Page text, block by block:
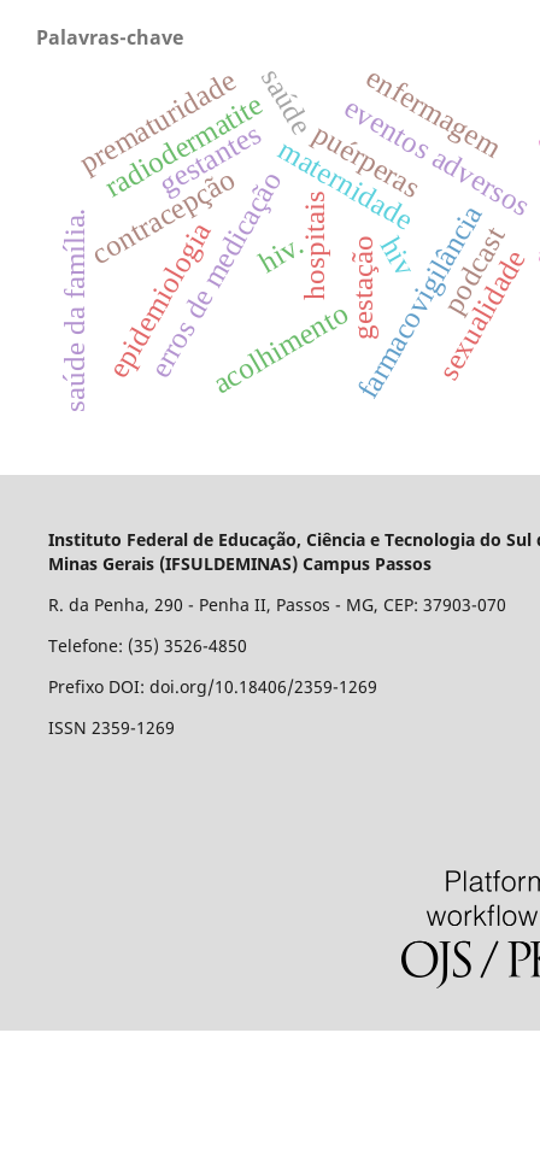
Palavras-chave
gestantes puérperas
maternidade
erros de medicaçãohospitaisfarmacovigilância
eventos adversos
enfermagem
hiv
gestação
acolhimento
hiv.
contracepção
saúde da família.
saúde
podcast
sexualidade
radiodermatite
epidemiologia
prematuridade
Instituto Federal de Educação, Ciência e Tecnologia do Sul
Minas Gerais (IFSULDEMINAS) Campus Passos
R. da Penha, 290 - Penha II, Passos - MG, CEP: 37903-070
Telefone: (35) 3526-4850
Prefixo DOI: doi.org/10.18406/2359-1269
ISSN 2359-1269